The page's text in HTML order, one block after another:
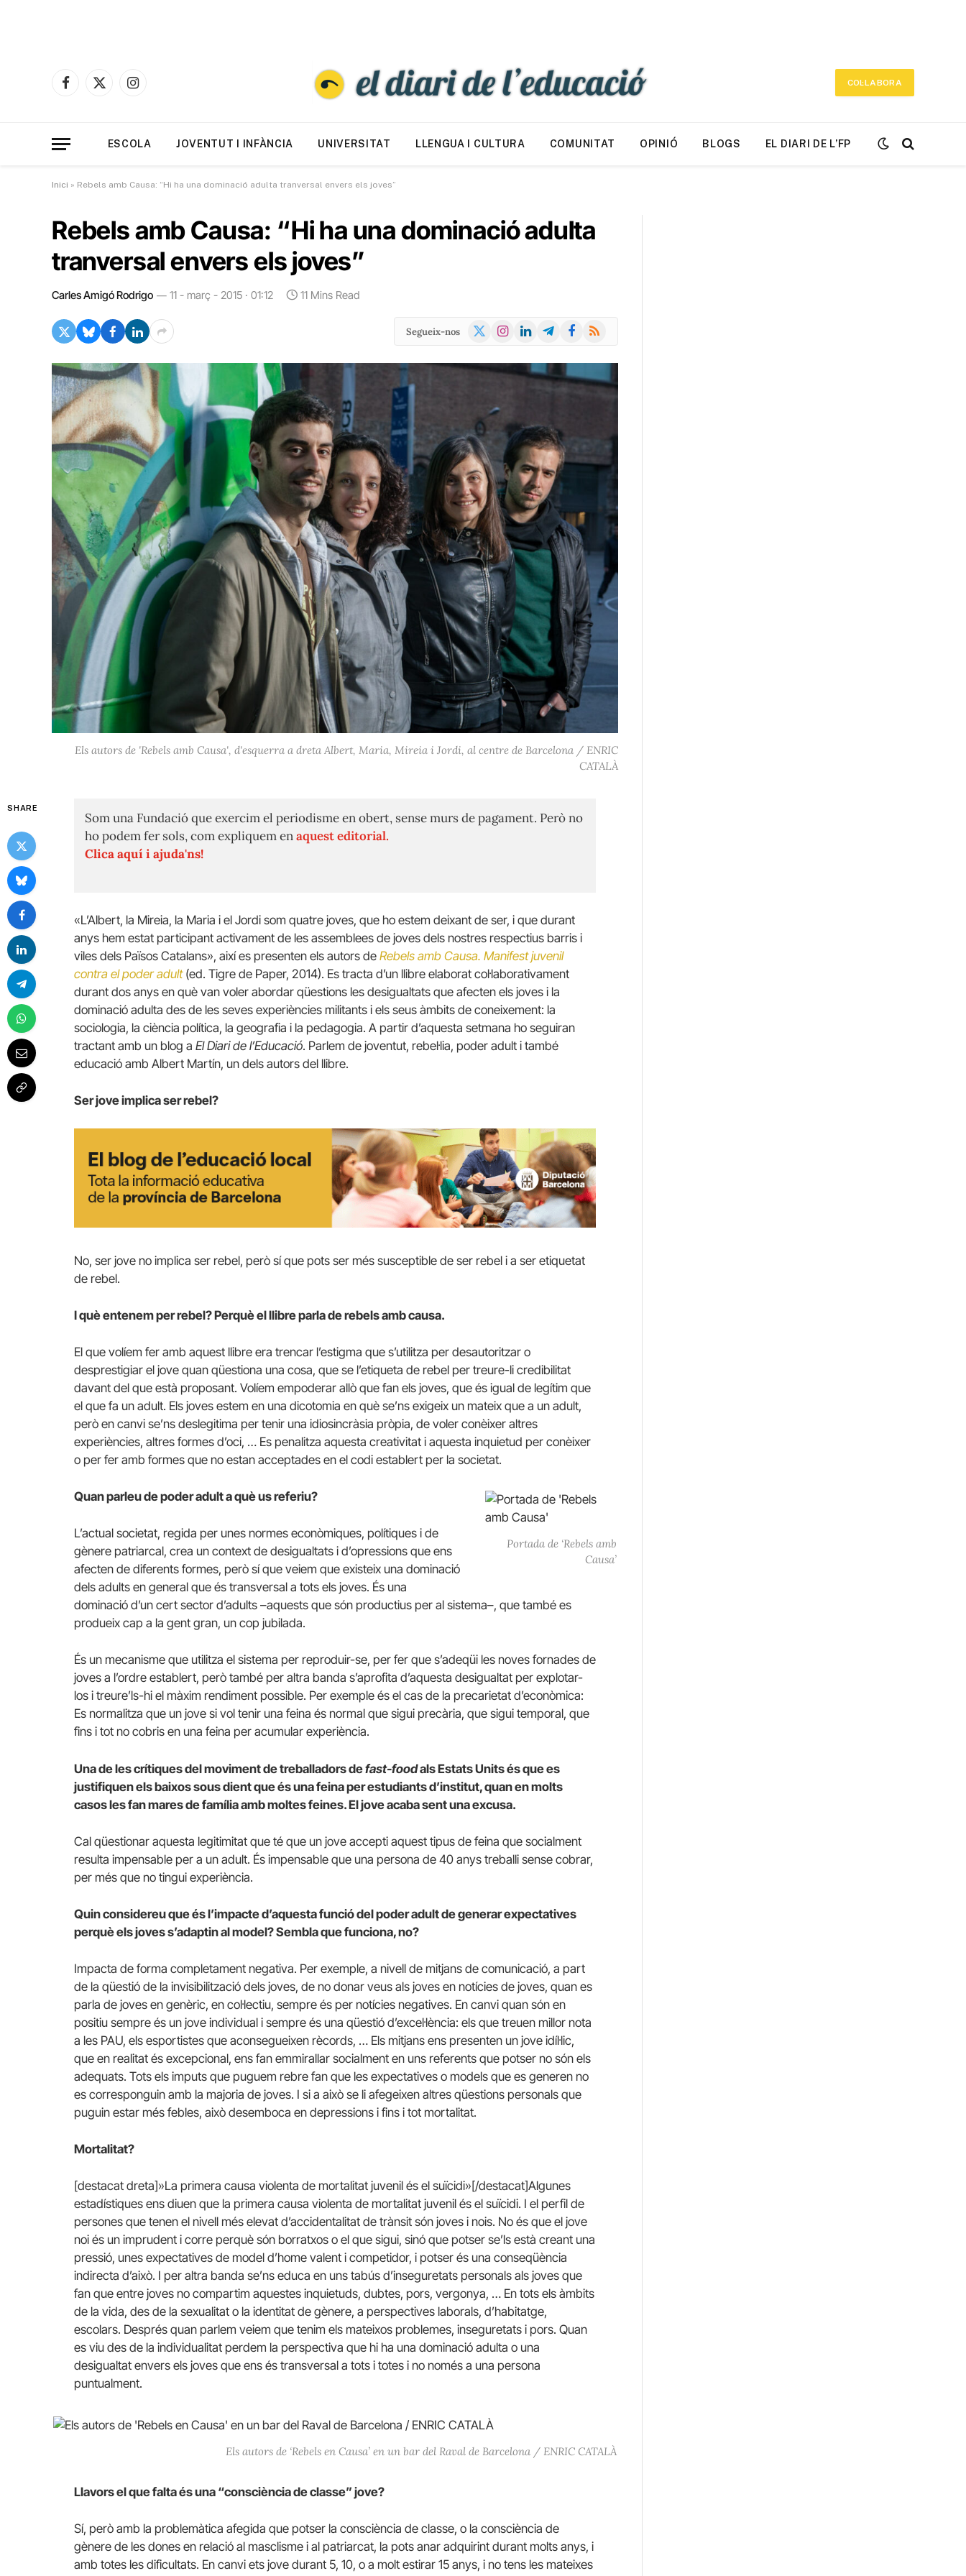
Facebook
X
Instagram
COL·LABORA
ESCOLA JOVENTUT I INFÀNCIA UNIVERSITAT LLENGUA I CULTURA COMUNITAT OPINIÓ BLOGS EL DIARI DE L’FP
Inici » Rebels amb Causa: “Hi ha una dominació adulta tranversal envers els joves”
Rebels amb Causa: “Hi ha una dominació adulta
tranversal envers els joves”
Carles Amigó Rodrigo 11 - març - 2015 · 01:12 11 Mins Read
Segueix-nos
X
Instagram
LinkedInTelegramFacebook
RSS
Els autors de 'Rebels amb Causa', d'esquerra a dreta Albert, Maria, Mireia i Jordi, al centre de Barcelona / ENRIC
CATALÀ
SHARE
Som una Fundació que exercim el periodisme en obert, sense murs de pagament. Però no
ho podem fer sols, com expliquem enaquest editorial.
Clica aquí i ajuda'ns!
«L’Albert, la Mireia, la Maria i el Jordi som quatre joves, que ho estem deixant de ser, i que durant
anys hem estat participant activament de les assemblees de joves dels nostres respectius barris i
viles dels Països Catalans», així es presenten els autors de Rebels amb Causa. Manifest juvenil
contra el poder adult(ed. Tigre de Paper, 2014). Es tracta d’un llibre elaborat col·laborativament
durant dos anys en què van voler abordar qüestions les desigualtats que afecten els joves i la
dominació adulta des de les seves experiències militants i els seus àmbits de coneixement: la
sociologia, la ciència política, la geografia i la pedagogia. A partir d’aquesta setmana ho seguiran
tractant amb un blog a El Diari de l’Educació. Parlem de joventut, rebel·lia, poder adult i també
educació amb Albert Martín, un dels autors del llibre.
Ser jove implica ser rebel?
No, ser jove no implica ser rebel, però sí que pots ser més susceptible de ser rebel i a ser etiquetat
de rebel.
I què entenem per rebel? Perquè el llibre parla de rebels amb causa.
El que volíem fer amb aquest llibre era trencar l’estigma que s’utilitza per desautoritzar o
desprestigiar el jove quan qüestiona una cosa, que se l’etiqueta de rebel per treure-li credibilitat
davant del que està proposant. Volíem empoderar allò que fan els joves, que és igual de legítim que
el que fa un adult. Els joves estem en una dicotomia en què se’ns exigeix un mateix que a un adult,
però en canvi se’ns deslegitima per tenir una idiosincràsia pròpia, de voler conèixer altres
experiències, altres formes d’oci, … Es penalitza aquesta creativitat i aquesta inquietud per conèixer
o per fer amb formes que no estan acceptades en el codi establert per la societat.
Portada de ‘Rebels amb
Causa’
Quan parleu de poder adult a què us referiu?
L’actual societat, regida per unes normes econòmiques, polítiques i de
gènere patriarcal, crea un context de desigualtats i d’opressions que ens
afecten de diferents formes, però sí que veiem que existeix una dominació
dels adults en general que és transversal a tots els joves. És una
dominació d’un cert sector d’adults –aquests que són productius per al sistema–, que també es
produeix cap a la gent gran, un cop jubilada.
És un mecanisme que utilitza el sistema per reproduir-se, per fer que s’adeqüi les noves fornades de
joves a l’ordre establert, però també per altra banda s’aprofita d’aquesta desigualtat per explotar-
los i treure’ls-hi el màxim rendiment possible. Per exemple és el cas de la precarietat d’econòmica:
Es normalitza que un jove si vol tenir una feina és normal que sigui precària, que sigui temporal, que
fins i tot no cobris en una feina per acumular experiència.
Una de les crítiques del moviment de treballadors defast-foodals Estats Units és que es
justifiquen els baixos sous dient que és una feina per estudiants d’institut, quan en molts
casos les fan mares de família amb moltes feines. El jove acaba sent una excusa.
Cal qüestionar aquesta legitimitat que té que un jove accepti aquest tipus de feina que socialment
resulta impensable per a un adult. És impensable que una persona de 40 anys treballi sense cobrar,
per més que no tingui experiència.
Quin considereu que és l’impacte d’aquesta funció del poder adult de generar expectatives
perquè els joves s’adaptin al model? Sembla que funciona, no?
Impacta de forma completament negativa. Per exemple, a nivell de mitjans de comunicació, a part
de la qüestió de la invisibilització dels joves, de no donar veus als joves en notícies de joves, quan es
parla de joves en genèric, en col·lectiu, sempre és per notícies negatives. En canvi quan són en
positiu sempre és un jove individual i sempre és una qüestió d’excel·lència: els que treuen millor nota
a les PAU, els esportistes que aconsegueixen rècords, … Els mitjans ens presenten un jove idíl·lic,
que en realitat és excepcional, ens fan emmirallar socialment en uns referents que potser no són els
adequats. Tots els imputs que puguem rebre fan que les expectatives o models que es generen no
es corresponguin amb la majoria de joves. I si a això se li afegeixen altres qüestions personals que
puguin estar més febles, això desemboca en depressions i fins i tot mortalitat.
Mortalitat?
[destacat dreta]»La primera causa violenta de mortalitat juvenil és el suïcidi»[/destacat]Algunes
estadístiques ens diuen que la primera causa violenta de mortalitat juvenil és el suïcidi. I el perfil de
persones que tenen el nivell més elevat d’accidentalitat de trànsit són joves i nois. No és que el jove
noi és un imprudent i corre perquè són borratxos o el que sigui, sinó que potser se’ls està creant una
pressió, unes expectatives de model d’home valent i competidor, i potser és una conseqüència
indirecta d’això. I per altra banda se’ns educa en uns tabús d’inseguretats personals als joves que
fan que entre joves no compartim aquestes inquietuds, dubtes, pors, vergonya, … En tots els àmbits
de la vida, des de la sexualitat o la identitat de gènere, a perspectives laborals, d’habitatge,
escolars. Després quan parlem veiem que tenim els mateixos problemes, inseguretats i pors. Quan
es viu des de la individualitat perdem la perspectiva que hi ha una dominació adulta o una
desigualtat envers els joves que ens és transversal a tots i totes i no només a una persona
puntualment.
Els autors de ‘Rebels en Causa’ en un bar del Raval de Barcelona / ENRIC CATALÀ
Llavors el que falta és una “consciència de classe” jove?
Sí, però amb la problemàtica afegida que potser la consciència de classe, o la consciència de
gènere de les dones en relació al masclisme i al patriarcat, la pots anar adquirint durant molts anys, i
amb totes les dificultats. En canvi ets jove durant 5, 10, o a molt estirar 15 anys, i no tens les mateixes